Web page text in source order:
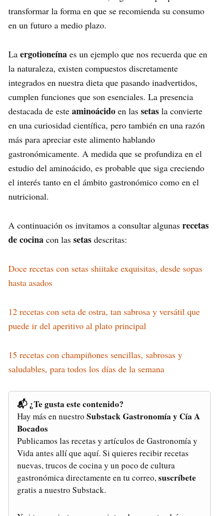
transformar la forma en que se recomienda su consumo
en un futuro a medio plazo.
La ergotioneína es un ejemplo que nos recuerda que en
la naturaleza, existen compuestos discretamente
integrados en nuestra dieta que pasando inadvertidos,
cumplen funciones que son esenciales. La presencia
destacada de este aminoácido en las setas la convierte
en una curiosidad científica, pero también en una razón
más para apreciar este alimento hablando
gastronómicamente. A medida que se profundiza en el
estudio del aminoácido, es probable que siga creciendo
el interés tanto en el ámbito gastronómico como en el
nutricional.
A continuación os invitamos a consultar algunas recetas
de cocina con las setas descritas:
Doce recetas con setas shiitake exquisitas, desde sopas
hasta asados
12 recetas con seta de ostra, tan sabrosa y versátil que
puede ir del aperitivo al plato principal
15 recetas con champiñones sencillas, sabrosas y
saludables, para todos los días de la semana
📬 ¿Te gusta este contenido?
Hay más en nuestroSubstack Gastronomía y Cía A
Bocados
Publicamos las recetas y artículos de Gastronomía y
Vida antes allí que aquí. Si quieres recibir recetas
nuevas, trucos de cocina y un poco de cultura
gastronómica directamente en tu correo,suscríbete
gratis a nuestro Substack.